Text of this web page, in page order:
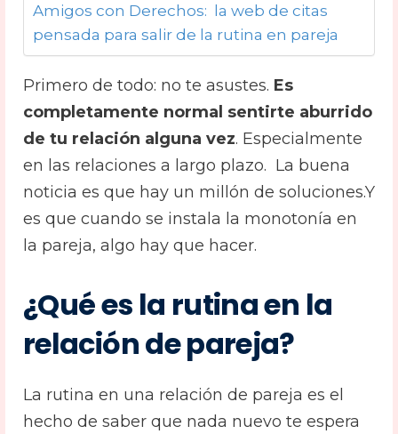
Amigos con Derechos: la web de citas
pensada para salir de la rutina en pareja
Primero de todo: no te asustes. Es
completamente normal sentirte aburrido
de tu relación alguna vez. Especialmente
en las relaciones a largo plazo. La buena
noticia es que hay un millón de soluciones.Y
es que cuando se instala la monotonía en
la pareja, algo hay que hacer.
¿Qué es la rutina en la
relación de pareja?
La rutina en una relación de pareja es el
hecho de saber que nada nuevo te espera